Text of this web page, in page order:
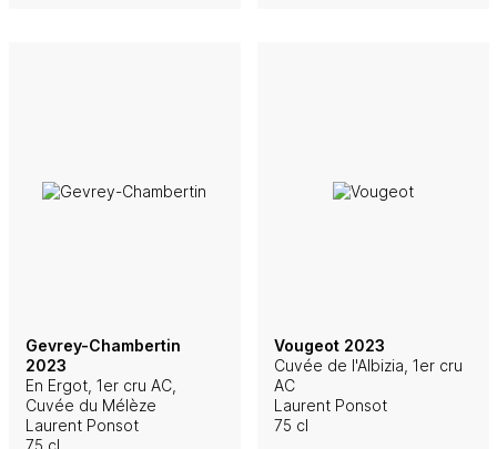
Gevrey-Chambertin
2023
En Ergot, 1er cru AC,
Cuvée du Mélèze
Laurent Ponsot
75 cl
Vougeot 2023
Cuvée de l'Albizia, 1er cru
AC
Laurent Ponsot
75 cl